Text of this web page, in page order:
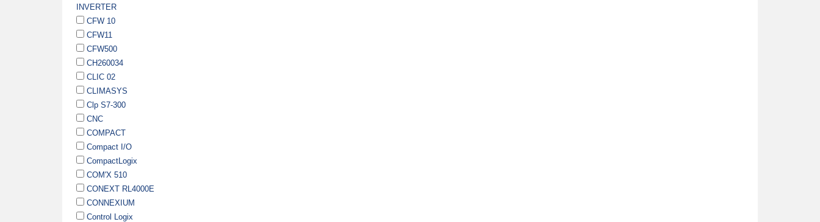
INVERTER
CFW 10
CFW11
CFW500
CH260034
CLIC 02
CLIMASYS
Clp S7-300
CNC
COMPACT
Compact I/O
CompactLogix
COM'X 510
CONEXT RL4000E
CONNEXIUM
Control Logix